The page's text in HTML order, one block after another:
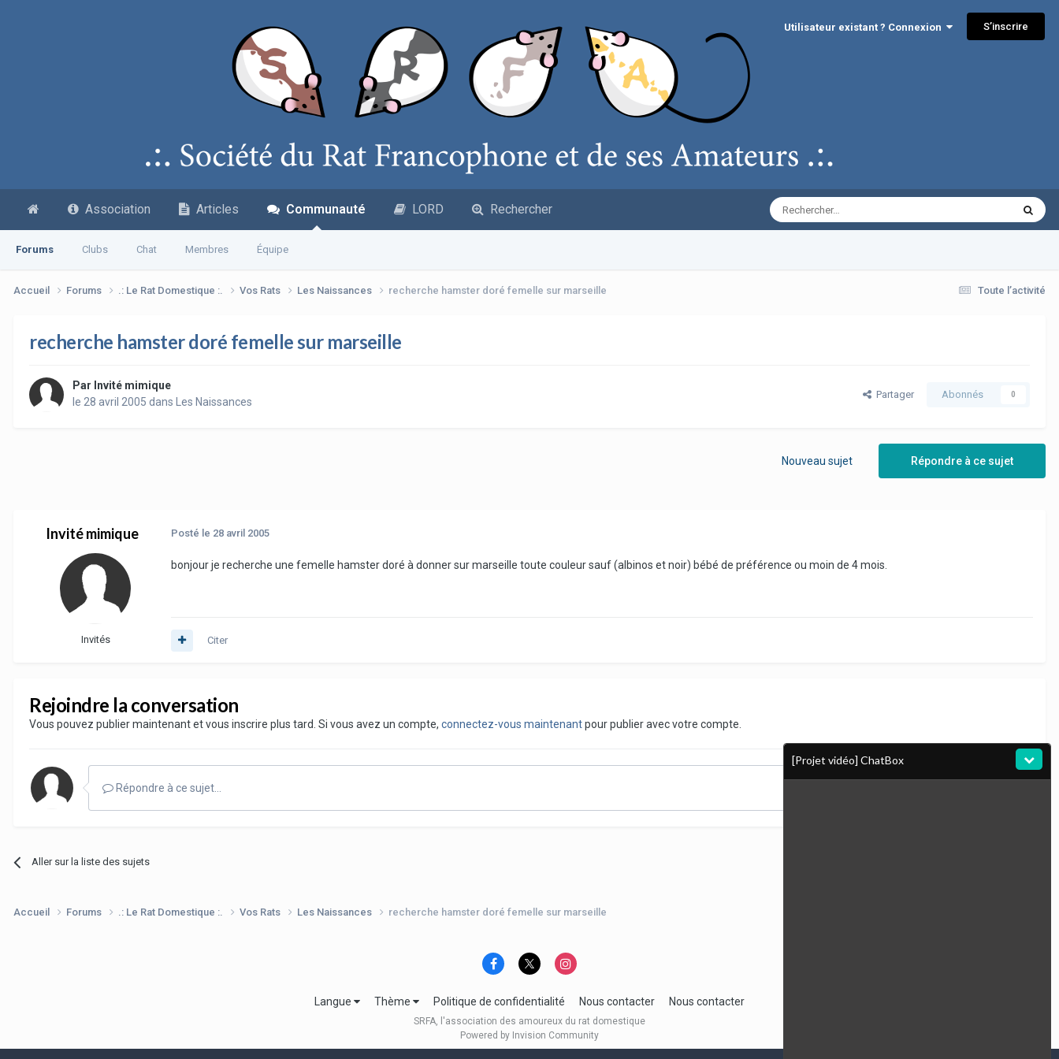
Utilisateur existant ? Connexion S’inscrire
Association Articles Communauté
Forums Clubs Chat Membres Équipe
LORD Rechercher
Toute l’activité
Accueil Forums .: Le Rat Domestique :. Vos Rats Les Naissances recherche hamster doré femelle sur marseille
recherche hamster doré femelle sur marseille
Par Invité mimique
le 28 avril 2005 dans Les Naissances
Partager Abonnés 0
Répondre à ce sujet
Nouveau sujet
Invité mimique
Invités
Posté le 28 avril 2005
bonjour je recherche une femelle hamster doré à donner sur marseille toute couleur sauf (albinos et noir) bébé de préférence ou moin de 4 mois.
Citer
Rejoindre la conversation
Vous pouvez publier maintenant et vous inscrire plus tard. Si vous avez un compte, connectez-vous maintenantpour publier avec votre compte.
Répondre à ce sujet…
Aller sur la liste des sujets
Accueil Forums .: Le Rat Domestique :. Vos Rats Les Naissances recherche hamster doré femelle sur marseille
[Projet vidéo] ChatBox
Langue Thème Politique de confidentialité Nous contacter Nous contacter
SRFA, l'association des amoureux du rat domestique
Powered by Invision Community